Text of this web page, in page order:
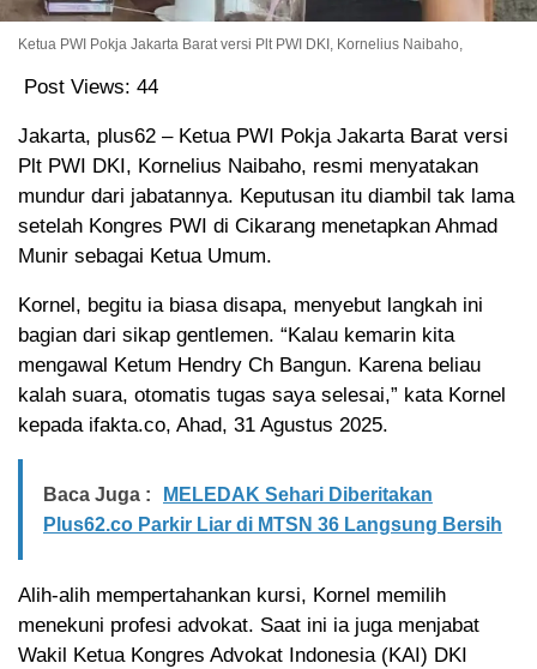
Ketua PWI Pokja Jakarta Barat versi Plt PWI DKI, Kornelius Naibaho,
Post Views: 44
Jakarta, plus62 – Ketua PWI Pokja Jakarta Barat versi
Plt PWI DKI, Kornelius Naibaho, resmi menyatakan
mundur dari jabatannya. Keputusan itu diambil tak lama
setelah Kongres PWI di Cikarang menetapkan Ahmad
Munir sebagai Ketua Umum.
Kornel, begitu ia biasa disapa, menyebut langkah ini
bagian dari sikap gentlemen. “Kalau kemarin kita
mengawal Ketum Hendry Ch Bangun. Karena beliau
kalah suara, otomatis tugas saya selesai,” kata Kornel
kepada ifakta.co, Ahad, 31 Agustus 2025.
Baca Juga :
MELEDAK Sehari Diberitakan
Plus62.co Parkir Liar di MTSN 36 Langsung Bersih
Alih-alih mempertahankan kursi, Kornel memilih
menekuni profesi advokat. Saat ini ia juga menjabat
Wakil Ketua Kongres Advokat Indonesia (KAI) DKI